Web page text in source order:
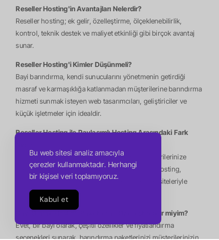
Reseller Hosting'in Avantajları Nelerdir?
Reseller hosting; ek gelir, özelleştirme, ölçeklenebilirlik,
kontrol, teknik destek ve maliyet etkinliği gibi birçok avantaj
sunar.
Reseller Hosting'i Kimler Düşünmeli?
Bayi barındırma, kendi sunucularını yönetmenin getirdiği
masraf ve karmaşıklığa katlanmadan müşterilerine barındırma
hizmeti sunmak isteyen web tasarımcıları, geliştiriciler ve
küçük işletmeler için idealdir.
Reseller Hosting ile Paylaşımlı Hosting Arasındaki Fark
Bayi hosting, hosting hizmetlerinizi kendi müşterilerinize
yeniden satmanıza olanak tanırken, paylaşımlı hosting,
sunucu kaynaklarını aynı sunucudaki diğer web siteleriyle
paylaşmanızı sağlar.
Bayi Olarak Hosting Paketlerimi Özelleştirebilir miyim?
Evet, bir bayi olarak, çeşitli özellikler ve fiyatlandırma
seçenekleri sunarak, barındırma paketlerinizi müşterilerinizin
Bu web sitesi analiz amacıyla
çerezler kullanmaktadır. Herhangi
bir kişisel veri toplamıyoruz.
Kabul et